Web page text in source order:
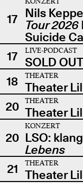
17 Nils
Tour 2026
Suicide
17
LIVE-PODCAST
SOLD
18
THEATER
Theater
20
THEATER
Theater
20
KONZERT
LSO:
Lebens
21
THEATER
Theater